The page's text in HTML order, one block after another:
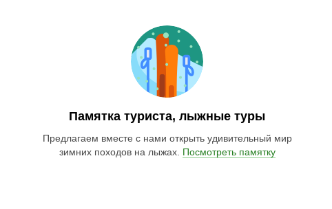
Памятка туриста, лыжные туры
Предлагаем вместе с нами открыть удивительный мир
зимних походов на лыжах. Посмотреть памятку